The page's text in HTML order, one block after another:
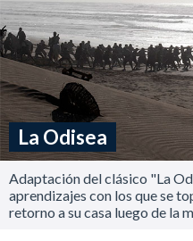
La Odisea
Adaptación del clásico "La
aprendizajes con los que se
retorno a su casa luego de la